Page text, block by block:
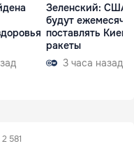
Зеленский: США
будут
поставлять Киеву
ракеты
3 часа назад
2 581